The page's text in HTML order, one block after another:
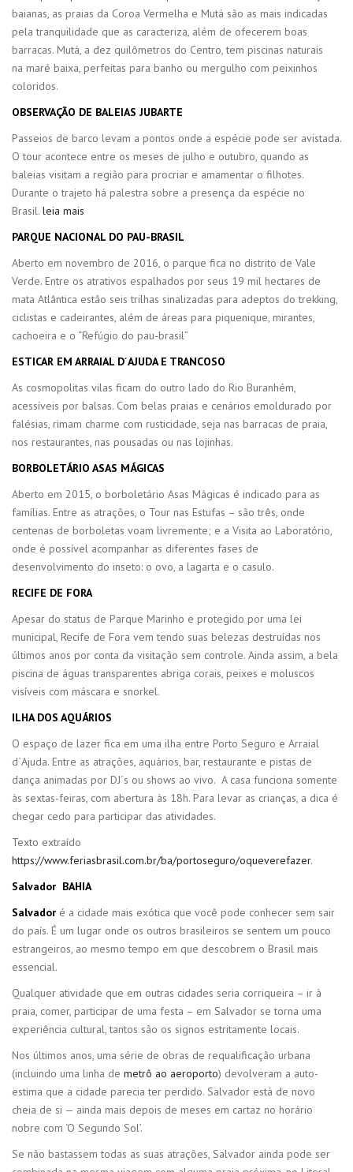
baianas, as praias da Coroa Vermelha e Mutá são as mais indicadas
pela tranquilidade que as caracteriza, além de ofecerem boas
barracas. Mutá, a dez quilômetros do Centro, tem piscinas naturais
na maré baixa, perfeitas para banho ou mergulho com peixinhos
coloridos.
OBSERVAÇÃO DE BALEIAS JUBARTE
Passeios de barco levam a pontos onde a espécie pode ser avistada.
O tour acontece entre os meses de julho e outubro, quando as
baleias visitam a região para procriar e amamentar o filhotes.
Durante o trajeto há palestra sobre a presença da espécie no
Brasil. leia mais
PARQUE NACIONAL DO PAU-BRASIL
Aberto em novembro de 2016, o parque fica no distrito de Vale
Verde. Entre os atrativos espalhados por seus 19 mil hectares de
mata Atlântica estão seis trilhas sinalizadas para adeptos do trekking,
ciclistas e cadeirantes, além de áreas para piquenique, mirantes,
cachoeira e o “Refúgio do pau-brasil”
ESTICAR EM ARRAIAL D´AJUDA E TRANCOSO
As cosmopolitas vilas ficam do outro lado do Rio Buranhém,
acessíveis por balsas. Com belas praias e cenários emoldurado por
falésias, rimam charme com rusticidade, seja nas barracas de praia,
nos restaurantes, nas pousadas ou nas lojinhas.
BORBOLETÁRIO ASAS MÁGICAS
Aberto em 2015, o borboletário Asas Mágicas é indicado para as
famílias. Entre as atrações, o Tour nas Estufas – são três, onde
centenas de borboletas voam livremente; e a Visita ao Laboratório,
onde é possível acompanhar as diferentes fases de
desenvolvimento do inseto: o ovo, a lagarta e o casulo.
RECIFE DE FORA
Apesar do status de Parque Marinho e protegido por uma lei
municipal, Recife de Fora vem tendo suas belezas destruídas nos
últimos anos por conta da visitação sem controle. Ainda assim, a bela
piscina de águas transparentes abriga corais, peixes e moluscos
visíveis com máscara e snorkel.
ILHA DOS AQUÁRIOS
O espaço de lazer fica em uma ilha entre Porto Seguro e Arraial
d`Ajuda. Entre as atrações, aquários, bar, restaurante e pistas de
dança animadas por DJ´s ou shows ao vivo. A casa funciona somente
às sextas-feiras, com abertura às 18h. Para levar as crianças, a dica é
chegar cedo para participar das atividades.
Texto extraído
https://www.feriasbrasil.com.br/ba/portoseguro/oqueverefazer.
Salvador BAHIA
Salvador é a cidade mais exótica que você pode conhecer sem sair
do país. É um lugar onde os outros brasileiros se sentem um pouco
estrangeiros, ao mesmo tempo em que descobrem o Brasil mais
essencial.
Qualquer atividade que em outras cidades seria corriqueira – ir à
praia, comer, participar de uma festa – em Salvador se torna uma
experiência cultural, tantos são os signos estritamente locais.
Nos últimos anos, uma série de obras de requalificação urbana
(incluindo uma linha de metrô ao aeroporto) devolveram a auto-
estima que a cidade parecia ter perdido. Salvador está de novo
cheia de si — ainda mais depois de meses em cartaz no horário
nobre com ‘O Segundo Sol’.
Se não bastassem todas as suas atrações, Salvador ainda pode ser